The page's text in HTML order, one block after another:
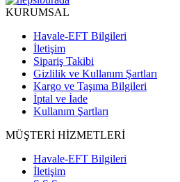
KURUMSAL
Havale-EFT Bilgileri
İletişim
Sipariş Takibi
Gizlilik ve Kullanım Şartları
Kargo ve Taşıma Bilgileri
İptal ve İade
Kullanım Şartları
MÜŞTERİ HİZMETLERİ
Havale-EFT Bilgileri
İletişim